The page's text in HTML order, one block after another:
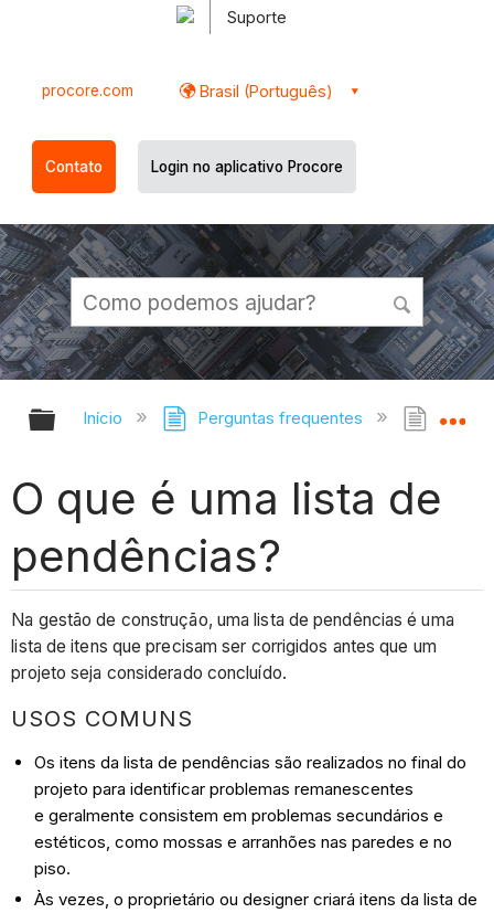
Suporte
procore.com Brasil (Português)
Contato Login no aplicativo Procore
Expandir/recolher hierarquia
Início Perguntas frequentes O
O que é uma lista de
pendências?
Na gestão de construção, uma lista de pendências é uma
lista de itens que precisam ser corrigidos antes que um
projeto seja considerado concluído.
USOS COMUNS
Os itens da lista de pendências são realizados no final do
projeto para identificar problemas remanescentes
e geralmente consistem em problemas secundários e
estéticos, como mossas e arranhões nas paredes e no
piso.
Às vezes, o proprietário ou designer criará itens da lista de